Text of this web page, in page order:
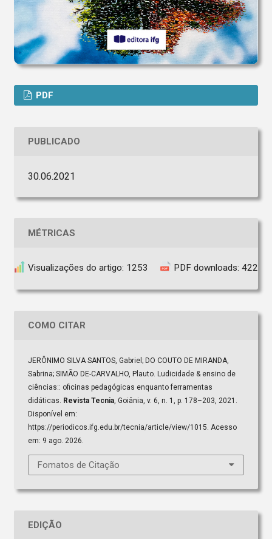
PDF
PUBLICADO
30.06.2021
MÉTRICAS
Visualizações do artigo: 1253 PDF downloads: 422
COMO CITAR
JERÔNIMO SILVA SANTOS, Gabriel; DO COUTO DE MIRANDA,
Sabrina; SIMÃO DE-CARVALHO, Plauto. Ludicidade & ensino de
ciências:: oficinas pedagógicas enquanto ferramentas
didáticas. Revista Tecnia, Goiânia, v. 6, n. 1, p. 178–203, 2021.
Disponível em:
https://periodicos.ifg.edu.br/tecnia/article/view/1015. Acesso
em: 9 ago. 2026.
Fomatos de Citação
EDIÇÃO